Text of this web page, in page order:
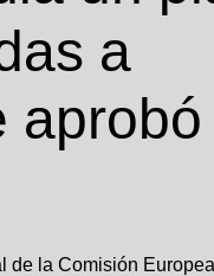
a
aprobó
de la Comisión